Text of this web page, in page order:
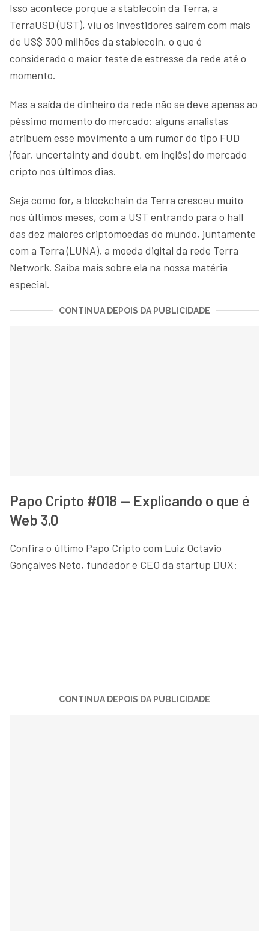
Isso acontece porque a stablecoin da Terra, a
TerraUSD (UST), viu os investidores saírem com mais
de US$ 300 milhões da stablecoin, o que é
considerado o maior teste de estresse da rede até o
momento.
Mas a saída de dinheiro da rede não se deve apenas ao
péssimo momento do mercado: alguns analistas
atribuem esse movimento a um rumor do tipo FUD
(fear, uncertainty and doubt, em inglês) do mercado
cripto nos últimos dias.
Seja como for, a blockchain da Terra cresceu muito
nos últimos meses, com a UST entrando para o hall
das dez maiores criptomoedas do mundo, juntamente
com a Terra (LUNA), a moeda digital da rede Terra
Network. Saiba mais sobre ela na nossa matéria
especial.
CONTINUA DEPOIS DA PUBLICIDADE
Papo Cripto #018 — Explicando o que é
Web 3.0
Confira o último Papo Cripto com Luiz Octavio
Gonçalves Neto, fundador e CEO da startup DUX:
CONTINUA DEPOIS DA PUBLICIDADE